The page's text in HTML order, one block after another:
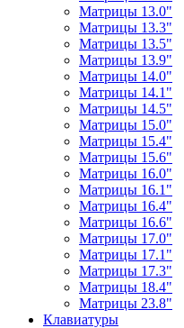
Матрицы 13.0"
Матрицы 13.3"
Матрицы 13.5"
Матрицы 13.9"
Матрицы 14.0"
Матрицы 14.1"
Матрицы 14.5"
Матрицы 15.0"
Матрицы 15.4"
Матрицы 15.6"
Матрицы 16.0"
Матрицы 16.1"
Матрицы 16.4"
Матрицы 16.6"
Матрицы 17.0"
Матрицы 17.1"
Матрицы 17.3"
Матрицы 18.4"
Матрицы 23.8"
Клавиатуры